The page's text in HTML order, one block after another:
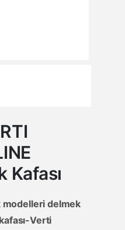
Kafası
modelleri delmek
Verti